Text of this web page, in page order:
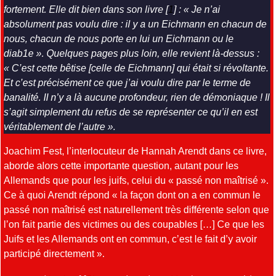
fortement. Elle dit bien dans son livre [1]: « Je n’ai
absolument pas voulu dire : il y a un Eichmann en chacun de
nous, chacun de nous porte en lui un Eichmann ou le
diab1e ». Quelques pages plus loin, elle revient là-dessus :
« C’est cette bêtise [celle de Eichmann] qui était si révoltante.
Et c’est précisément ce que j’ai voulu dire par le terme de
banalité. II n’y a là aucune profondeur, rien de démoniaque ! Il
s’agit simplement du refus de se représenter ce qu’il en est
véritablement de l’autre ».
Joachim Fest, l’interlocuteur de Hannah Arendt dans ce livre,
aborde alors cette importante question, autant pour les
Allemands que pour les juifs, celui du « passé non maîtrisé ».
Ce à quoi Arendt répond « la façon dont on a en commun le
passé non maîtrisé est naturellement très différente selon que
l’on fait partie des victimes ou des coupables […] Ce que les
Juifs et les Allemands ont en commun, c’est le fait d’y avoir
participé directement ».